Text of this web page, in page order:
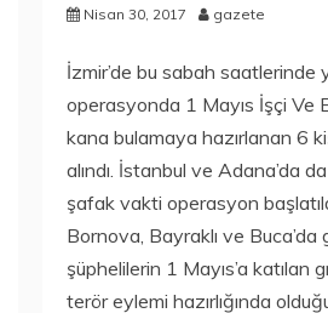
Nisan 30, 2017 gazete
İzmir’de bu sabah saatlerinde
operasyonda 1 Mayıs İşçi Ve
kana bulamaya hazırlanan 6
alındı. İstanbul ve Adana’da
şafak vakti operasyon
Bornova, Bayraklı ve Buca’da
şüphelilerin 1 Mayıs’a katılan
terör eylemi hazırlığında